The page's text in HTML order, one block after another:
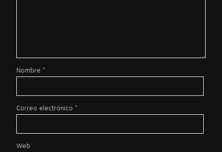
Nombre *
Correo electrónico *
Web